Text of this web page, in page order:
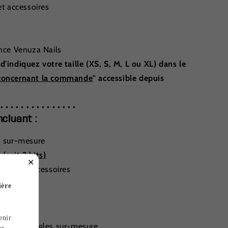
✕
accessoires
Venuza Nails
votre taille (XS, S, M, L ou XL) dans le
la commande" accessible depuis
• • • • • • • • • • • • • •
:
sur-mesure
(soit 2 kits)
et accessoires